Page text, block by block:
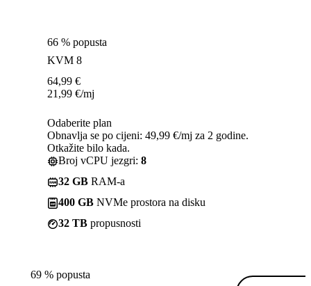
66 % popusta
KVM 8
64,99 €
21,99 €/mj
Odaberite plan
Obnavlja se po cijeni: 49,99 €/mj za 2 godine.
Otkažite bilo kada.
Broj vCPU jezgri: 8
32 GB RAM-a
400 GB NVMe prostora na disku
32 TB propusnosti
69 % popusta